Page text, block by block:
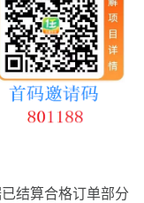
结算合格订单部分